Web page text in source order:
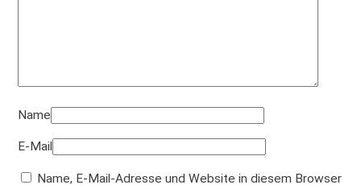
Name
E-Mail
Name, E-Mail-Adresse und Website in diesem Browser